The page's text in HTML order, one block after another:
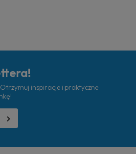
inspiracje i praktyczne